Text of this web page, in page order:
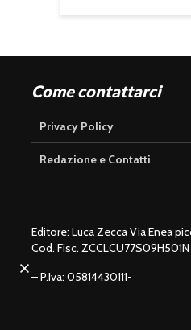
u
a
d
Come contattarci
Privacy Policy
Redazione e Contatti
Editore: Luca Zecca Via Enea
Cod. Fisc. ZCCLCU77S09H501N
– P.Iva: 05814430111-